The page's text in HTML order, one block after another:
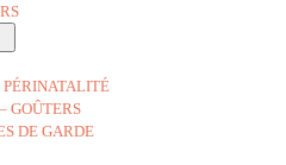
GOÛTERS
DE GARDE